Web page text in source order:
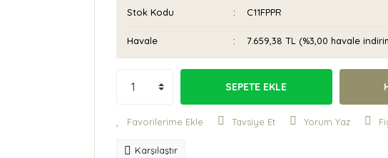
Stok Kodu C11FPPR
Havale 7.659,38 TL (%3,00 havale
SEPETE EKLE
Tavsiye Et Yorum Yaz
Karşılaştır